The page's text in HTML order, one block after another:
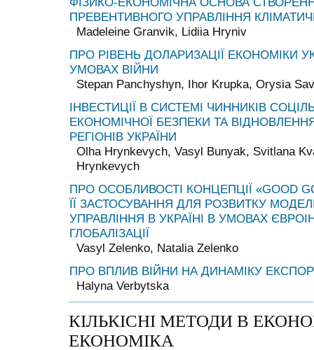
ПРЕВЕНТИВНОГО УПРАВЛІННЯ
Madeleine Granvik, Lidiia Hryniv
ПРО РІВЕНЬ ДОЛАРИЗАЦІЇ ЕКОНОМІКИ
УМОВАХ ВІЙНИ
Stepan Panchyshyn, Ihor Krupka, Orysia
ІНВЕСТИЦІЇ В СИСТЕМІ ЧИННИКІВ
ЕКОНОМІЧНОЇ БЕЗПЕКИ ТА
РЕГІОНІВ УКРАЇНИ
Olha Hrynkevych, Vasyl Bunyak, Svitlana
Hrynkevych
ПРО ОСОБЛИВОСТІ КОНЦЕПЦІЇ «GOOD
ЇЇ ЗАСТОСУВАННЯ ДЛЯ РОЗВИТКУ
УПРАВЛІННЯ В УКРАЇНІ В УМОВАХ
ГЛОБАЛІЗАЦІЇ
Vasyl Zelenko, Natalia Zelenko
ПРО ВПЛИВ ВІЙНИ НА ДИНАМІКУ
Halyna Verbytska
КІЛЬКІСНІ МЕТОДИ В
ЕКОНОМІКА